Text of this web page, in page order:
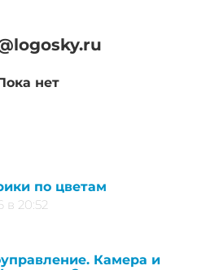
нет
по цветам
в 20:52
Камера и